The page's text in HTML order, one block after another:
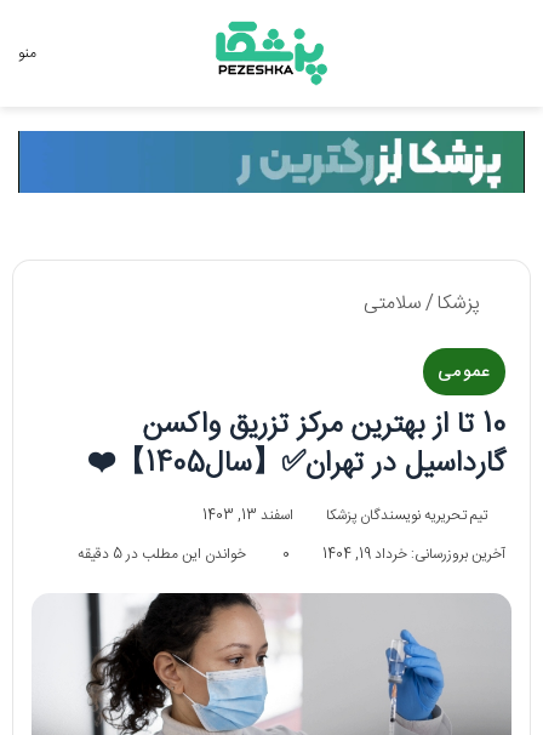
منو
پزشکا/سلامتی
عمومی
10 تا از بهترین مرکز تزریق واکسن
گارداسیل در تهران✅【سال1405】❤️
تیم تحریریه نویسندگان پزشکا
اسفند 13, 1403
آخرین بروزرسانی: خرداد 19, 1404
0 خواندن این مطلب در 5 دقیقه